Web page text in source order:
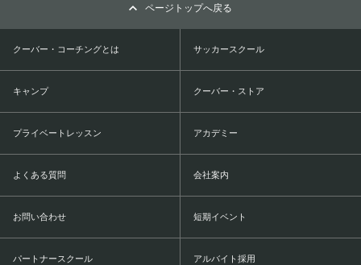
ページトップへ戻る
クーバー・コーチングとは サッカースクール
キャンプ クーバー・ストア
プライベートレッスン アカデミー
よくある質問 会社案内
お問い合わせ 短期イベント
パートナースクール アルバイト採用